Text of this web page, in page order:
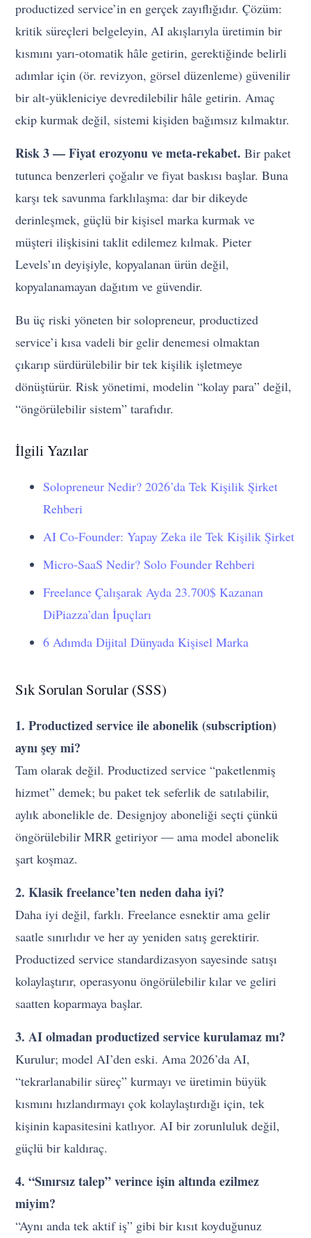
productized service’in en gerçek zayıflığıdır. Çözüm:
kritik süreçleri belgeleyin, AI akışlarıyla üretimin bir
kısmını yarı-otomatik hâle getirin, gerektiğinde belirli
adımlar için (ör. revizyon, görsel düzenleme) güvenilir
bir alt-yükleniciye devredilebilir hâle getirin. Amaç
ekip kurmak değil, sistemi kişiden bağımsız kılmaktır.
Risk 3 — Fiyat erozyonu ve meta-rekabet. Bir paket
tutunca benzerleri çoğalır ve fiyat baskısı başlar. Buna
karşı tek savunma farklılaşma: dar bir dikeyde
derinleşmek, güçlü bir kişisel marka kurmak ve
müşteri ilişkisini taklit edilemez kılmak. Pieter
Levels’ın deyişiyle, kopyalanan ürün değil,
kopyalanamayan dağıtım ve güvendir.
Bu üç riski yöneten bir solopreneur, productized
service’i kısa vadeli bir gelir denemesi olmaktan
çıkarıp sürdürülebilir bir tek kişilik işletmeye
dönüştürür. Risk yönetimi, modelin “kolay para” değil,
“öngörülebilir sistem” tarafıdır.
İlgili Yazılar
Solopreneur Nedir? 2026’da Tek Kişilik Şirket
Rehberi
AI Co-Founder: Yapay Zeka ile Tek Kişilik Şirket
Micro-SaaS Nedir? Solo Founder Rehberi
Freelance Çalışarak Ayda 23.700$ Kazanan
DiPiazza’dan İpuçları
6 Adımda Dijital Dünyada Kişisel Marka
Sık Sorulan Sorular (SSS)
1. Productized service ile abonelik (subscription)
aynı şey mi?
Tam olarak değil. Productized service “paketlenmiş
hizmet” demek; bu paket tek seferlik de satılabilir,
aylık abonelikle de. Designjoy aboneliği seçti çünkü
öngörülebilir MRR getiriyor — ama model abonelik
şart koşmaz.
2. Klasik freelance’ten neden daha iyi?
Daha iyi değil, farklı. Freelance esnektir ama gelir
saatle sınırlıdır ve her ay yeniden satış gerektirir.
Productized service standardizasyon sayesinde satışı
kolaylaştırır, operasyonu öngörülebilir kılar ve geliri
saatten koparmaya başlar.
3. AI olmadan productized service kurulamaz mı?
Kurulur; model AI’den eski. Ama 2026’da AI,
“tekrarlanabilir süreç” kurmayı ve üretimin büyük
kısmını hızlandırmayı çok kolaylaştırdığı için, tek
kişinin kapasitesini katlıyor. AI bir zorunluluk değil,
güçlü bir kaldıraç.
4. “Sınırsız talep” verince işin altında ezilmez
miyim?
“Aynı anda tek aktif iş” gibi bir kısıt koyduğunuz